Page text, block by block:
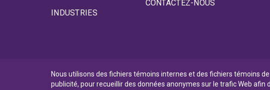
INDUSTRIES
CONTACTEZ-NOUS
Nous utilisons des fichiers témoins internes et des fichiers témoins
publicité, pour recueillir des données anonymes sur le trafic Web